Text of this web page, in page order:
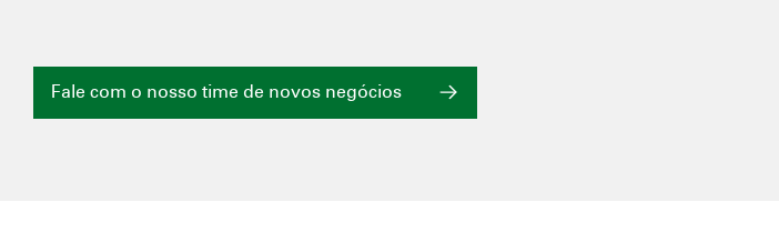
Fale com o nosso time de novos negócios